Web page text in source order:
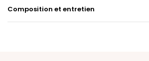
Composition et entretien